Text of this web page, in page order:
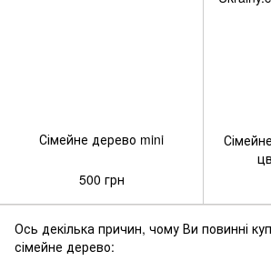
Сімейне дерево mini
500 грн
Ось декілька причин, чому Ви повинні
сімейне дерево: